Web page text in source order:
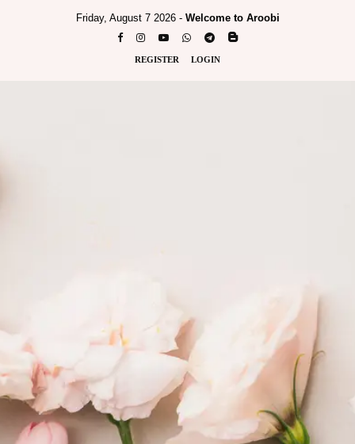
Friday, August 7 2026 - Welcome to Aroobi
REGISTER LOGIN